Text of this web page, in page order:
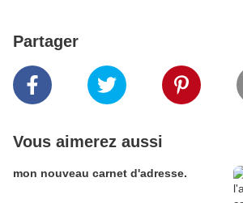
Partager
Vous aimerez aussi
mon nouveau carnet d'adresse.